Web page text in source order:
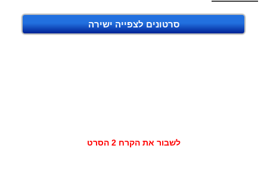
סרטונים לצפייה ישירה
לשבור את הקרח 2 הסרט